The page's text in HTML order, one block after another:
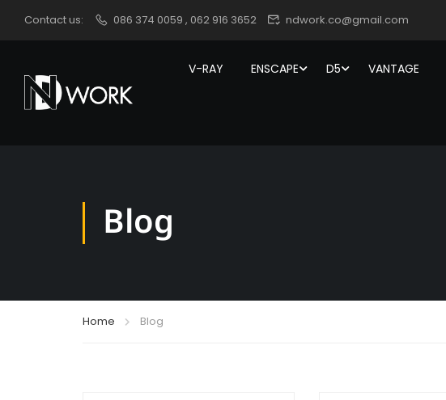
Contact us: 086 374 0059 , 062 916 3652 ndwork.co@gmail.com
V-RAY ENSCAPE D5 VANTAGE
Blog
Home Blog